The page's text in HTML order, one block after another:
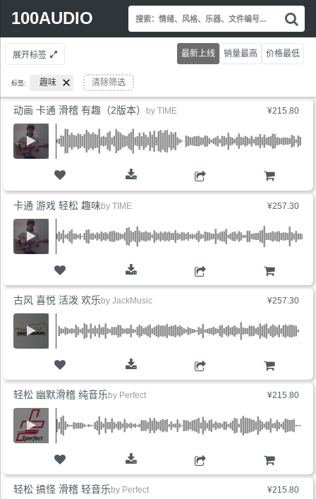
100AUDIO
Search
索
情
绪
乐
文
件
展开标签
标签: 趣味 清除筛选
最新上线 销量最高 价格最低
¥215.80
动画 卡通 滑稽 有趣（2版本） by TIME
¥257.30
购物车
卡通 游戏 轻松 趣味by TIME
¥257.30
购物车
古风 喜悦 活泼 欢乐 by JackMusic
¥215.80
购物车
轻松 幽默滑稽 纯音乐 by Perfect
¥215.80
轻松 搞怪 滑稽 轻音乐 by Perfect